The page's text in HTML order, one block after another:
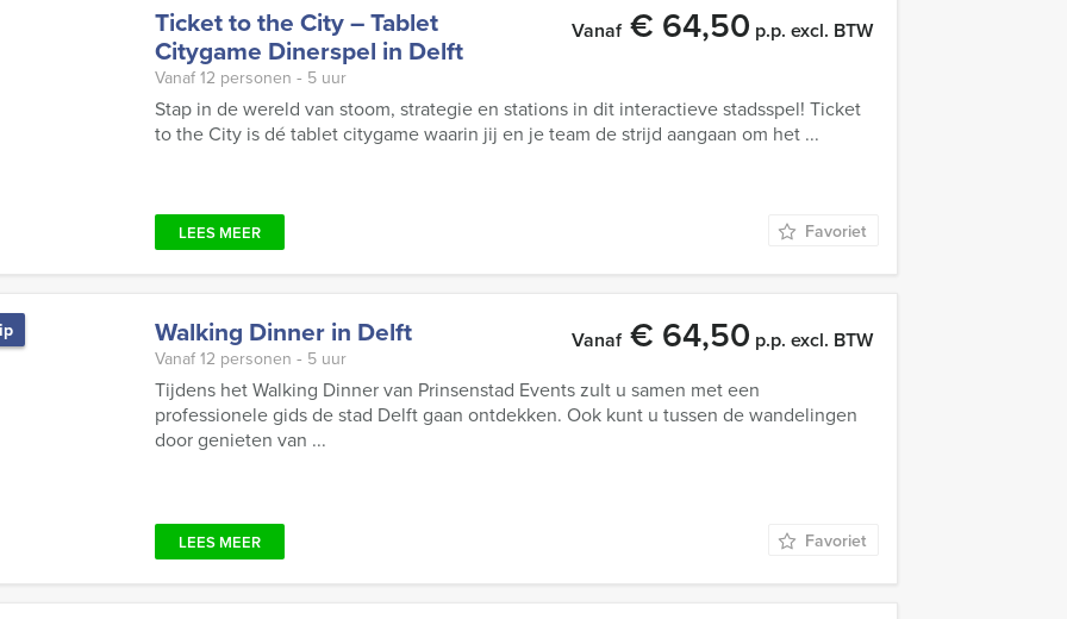
Ticket to the City – Tablet
Citygame Dinerspel in Delft
Vanaf€ 64,50 p.p. excl. BTW
Vanaf 12 personen ‐ 5 uur
Stap in de wereld van stoom, strategie en stations in dit interactieve stadsspel! Ticket
to the City is dé tablet citygame waarin jij en je team de strijd aangaan om het ...
LEES MEER Favoriet
Walking Dinner in Delft Vanaf€ 64,50 p.p. excl. BTW
Vanaf 12 personen ‐ 5 uur
Tijdens het Walking Dinner van Prinsenstad Events zult u samen met een
professionele gids de stad Delft gaan ontdekken. Ook kunt u tussen de wandelingen
door genieten van ...
LEES MEER Favoriet